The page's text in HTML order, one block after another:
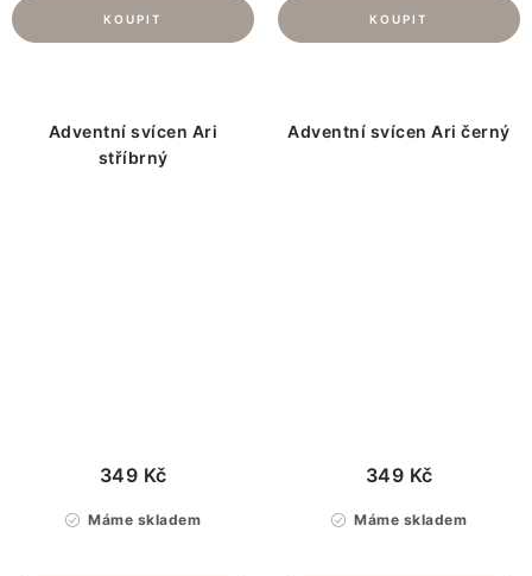
Adventní svícen Ari
stříbrný
Máme skladem
349 Kč
Adventní svícen Ari černý
Máme skladem
349 Kč